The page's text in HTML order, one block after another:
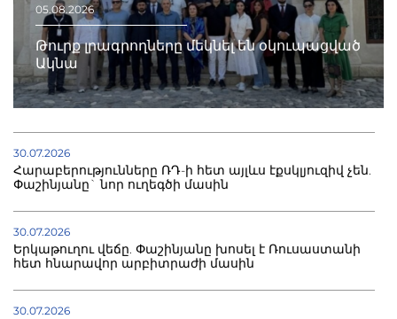
05.08.2026
Թուրք լրագրողները մեկնել են օկուպացված
Ակնա
30.07.2026
Հարաբերությունները ՌԴ-ի հետ այլևս էքսկլյուզիվ չեն.
Փաշինյանը` նոր ուղեգծի մասին
30.07.2026
Երկաթուղու վեճը. Փաշինյանը խոսել է Ռուսաստանի
հետ հնարավոր արբիտրաժի մասին
30.07.2026